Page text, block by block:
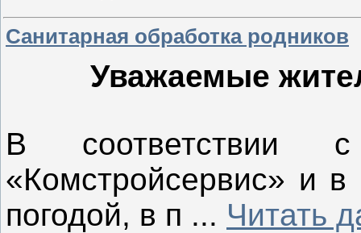
Санитарная обработка родников
Уважаемые
В
«Комстройсервис» и
погодой, в п ... Читать